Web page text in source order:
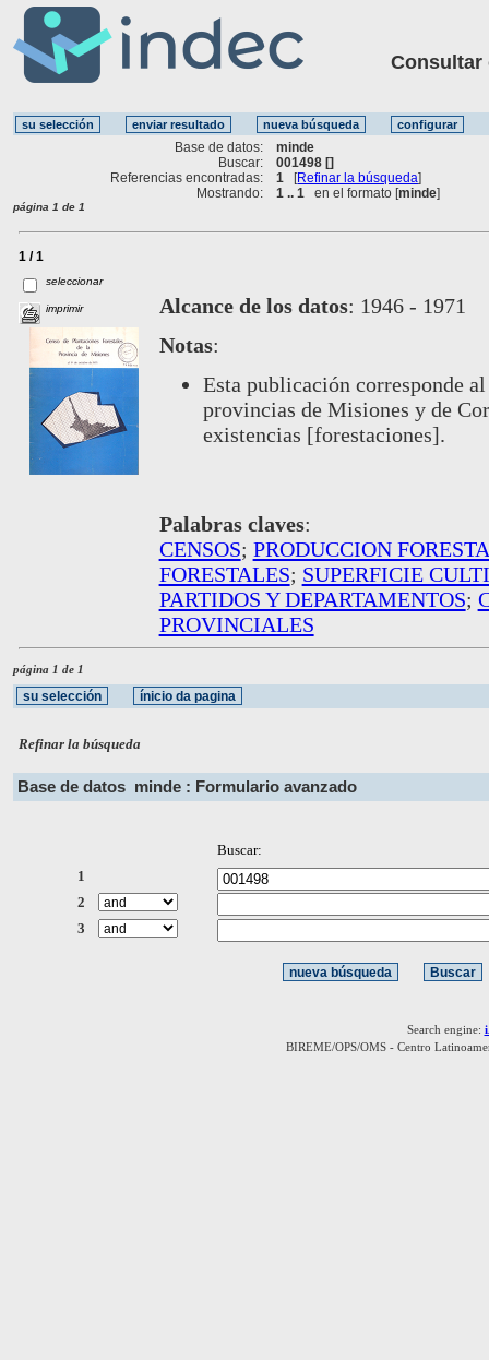
Consultar
Base de datos:
minde
Buscar:
001498 []
Referencias encontradas:
1 [Refinar la búsqueda]
Mostrando:
1 .. 1 en el formato [minde]
página 1 de 1
1 / 1
seleccionar
imprimir Alcance de los datos: 1946 - 1971
Notas:
Esta publicación corresponde
provincias de Misiones y de
existencias [forestaciones].
Palabras claves:
CENSOS; PRODUCCION
FORESTALES; SUPERFICIE
PARTIDOS Y DEPARTAMENTOS;
PROVINCIALES
página 1 de 1
Refinar la búsqueda
Base de datos minde : Formulario avanzado
Buscar:
1
2
3
Search engine:
BIREME/OPS/OMS - Centro